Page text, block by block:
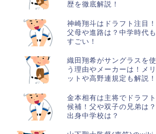
歴を徹底解説！
神崎翔斗はドラフト注目！
父母や進路は？中学時代も
すごい！
織田翔希がサングラスを使
う理由やメーカーは！メリ
ットや高野連規定も解説！
金本相有は主将でドラフト
候補！父や双子の兄弟は？
出身中学校は？